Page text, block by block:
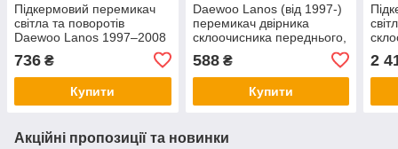
Підкермовий перемикач
світла та поворотів
Daewoo Lanos 1997–2008
736 ₴
Купити
Daewoo Lanos (від 1997-)
перемикач двірника
склоочисника переднього,
588₴
Купити
2
Акційні пропозиції та новинки